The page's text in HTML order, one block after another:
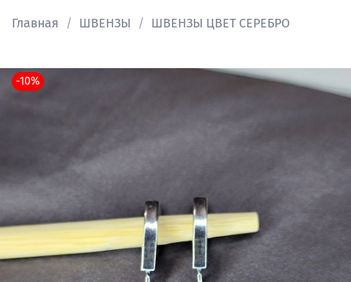
Главная ШВЕНЗЫ ШВЕНЗЫ ЦВЕТ СЕРЕБРО
-10%